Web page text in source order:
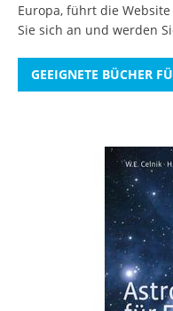
Europa, führt die
Sie sich an und werden
GEEIGNETE BÜCHER